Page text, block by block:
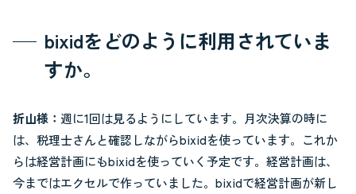
bixidをどのように利用されていま
すか。
折山様： 週に1回は見るようにしています。月次決算の時に
は、税理士さんと確認しながらbixidを使っています。これか
らは経営計画にもbixidを使っていく予定です。経営計画は、
今まではエクセルで作っていました。bixidで経営計画が新し